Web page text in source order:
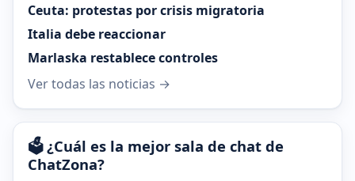
Ceuta: protestas por crisis migratoria
Italia debe reaccionar
Marlaska restablece controles
Ver todas las noticias →
🗳️ ¿Cuál es la mejor sala de chat de
ChatZona?